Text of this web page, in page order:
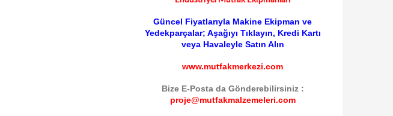
Güncel Fiyatlarıyla Makine Ekipman ve
Yedekparçalar; Aşağıyı Tıklayın, Kredi Kartı
veya Havaleyle Satın Alın
www.mutfakmerkezi.com
Bize E-Posta da Gönderebilirsiniz :
proje@mutfakmalzemeleri.com